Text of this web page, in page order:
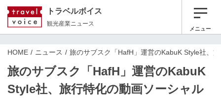
トラベルボイス
観光産業ニュース
メニュー
HOME ニュース 旅のサブスク「HafH」運営のKabuK Style社、
旅のサブスク「HafH」運営のKabuK
Style社、旅行特化の動画ソーシャル